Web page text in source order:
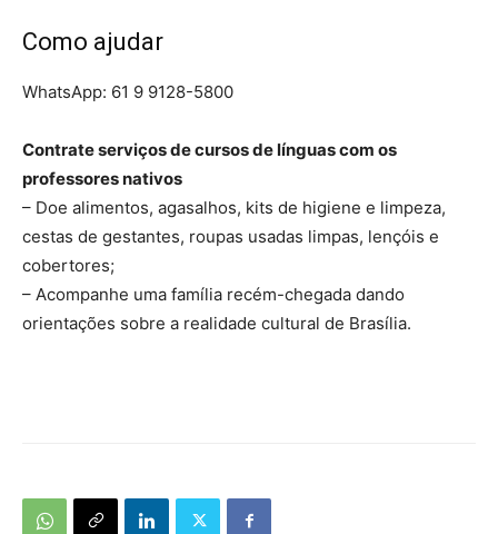
Como ajudar
WhatsApp: 61 9 9128-5800
Contrate serviços de cursos de línguas com os
professores nativos
– Doe alimentos, agasalhos, kits de higiene e limpeza,
cestas de gestantes, roupas usadas limpas, lençóis e
cobertores;
– Acompanhe uma família recém-chegada dando
orientações sobre a realidade cultural de Brasília.